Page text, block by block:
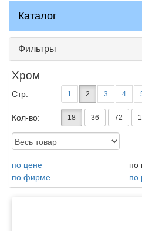
Каталог
Каталог
Фильтры
Хром
Стр: 1 2 3 4
Кол-во: 18 36 72
Доступность:
по цене
по
по фирме
по